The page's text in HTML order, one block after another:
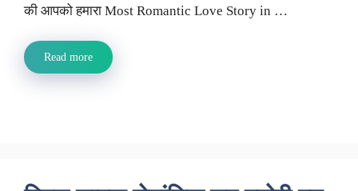
की आपको हमारा Most Romantic Love Story in …
Read more